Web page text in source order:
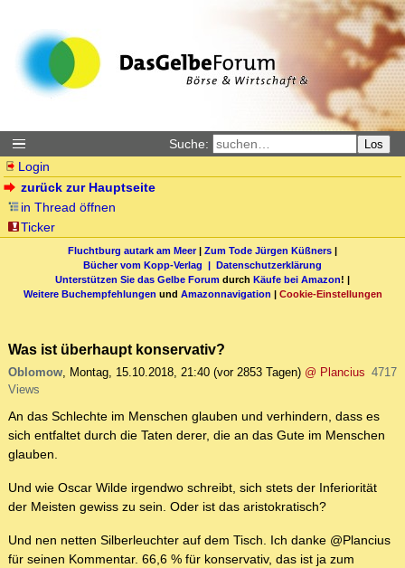
Suche: Los
Login
zurück zur Hauptseite
in Thread öffnen
Ticker
Fluchtburg autark am Meer| Zum Tode Jürgen Küßners |
Bücher vom Kopp-Verlag | Datenschutzerklärung
Unterstützen Sie das Gelbe Forum durch Käufe bei Amazon! |
Weitere Buchempfehlungen und Amazonnavigation | Cookie-Einstellungen
Was ist überhaupt konservativ?
Oblomow, Montag, 15.10.2018, 21:40 (vor 2853 Tagen) @ Plancius 4717
Views
An das Schlechte im Menschen glauben und verhindern, dass es
sich entfaltet durch die Taten derer, die an das Gute im Menschen
glauben.
Und wie Oscar Wilde irgendwo schreibt, sich stets der Inferiorität
der Meisten gewiss zu sein. Oder ist das aristokratisch?
Und nen netten Silberleuchter auf dem Tisch. Ich danke @Plancius
für seinen Kommentar. 66,6 % für konservativ, das ist ja zum